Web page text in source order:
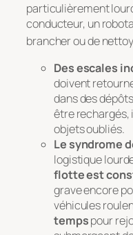
particulièrement
conducteur, un
brancher ou de
Des escales
doivent
dans des
être rechargés,
objets oubliés.
Le syndrome
logistique
flotte est
grave encore
véhicules
tempspour